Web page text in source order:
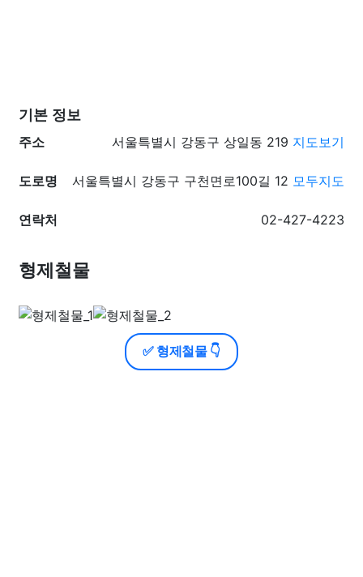
기본 정보
주소
서울특별시 강동구 상일동 219 지도보기
도로명 서울특별시 강동구 구천면로100길 12 모두지도
연락처 02-427-4223
형제철물
✅ 형제철물 👇